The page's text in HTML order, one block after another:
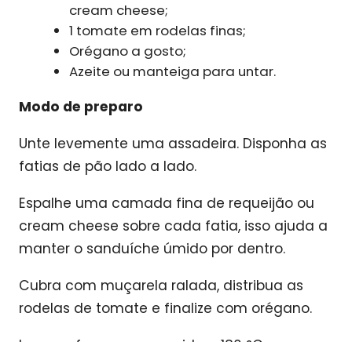
cream cheese;
1 tomate em rodelas finas;
Orégano a gosto;
Azeite ou manteiga para untar.
Modo de preparo
Unte levemente uma assadeira. Disponha as
fatias de pão lado a lado.
Espalhe uma camada fina de requeijão ou
cream cheese sobre cada fatia, isso ajuda a
manter o sanduíche úmido por dentro.
Cubra com muçarela ralada, distribua as
rodelas de tomate e finalize com orégano.